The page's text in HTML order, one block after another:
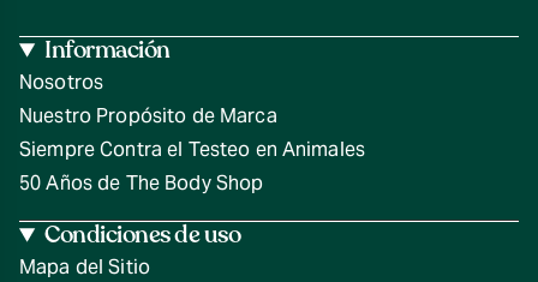
Información
Nosotros
Nuestro Propósito de Marca
Siempre Contra el Testeo en Animales
50 Años de The Body Shop
Condiciones de uso
Mapa del Sitio